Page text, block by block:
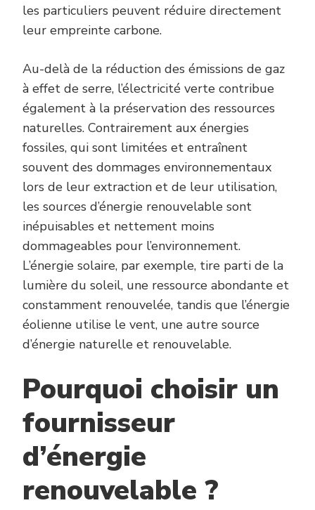
les particuliers peuvent réduire directement
leur empreinte carbone.
Au-delà de la réduction des émissions de gaz
à effet de serre, l’électricité verte contribue
également à la préservation des ressources
naturelles. Contrairement aux énergies
fossiles, qui sont limitées et entraînent
souvent des dommages environnementaux
lors de leur extraction et de leur utilisation,
les sources d’énergie renouvelable sont
inépuisables et nettement moins
dommageables pour l’environnement.
L’énergie solaire, par exemple, tire parti de la
lumière du soleil, une ressource abondante et
constamment renouvelée, tandis que l’énergie
éolienne utilise le vent, une autre source
d’énergie naturelle et renouvelable.
Pourquoi choisir un
fournisseur
d’énergie
renouvelable ?